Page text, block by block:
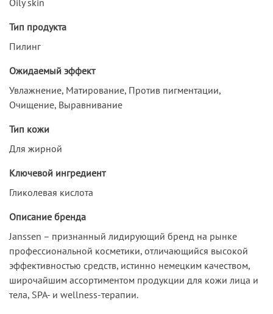
Тип продукта
Пилинг
Ожидаемый эффект
Увлажнение, Матирование, Против пигментации,
Очищение, Выравнивание
Тип кожи
Для жирной
Ключевой ингредиент
Гликолевая кислота
Описание бренда
Janssen – признанный лидирующий бренд на рынке
профессиональной косметики, отличающийся высокой
эффективностью средств, истинно немецким качеством,
широчайшим ассортиментом продукции для кожи лица и
тела, SPA- и wellness-терапии.